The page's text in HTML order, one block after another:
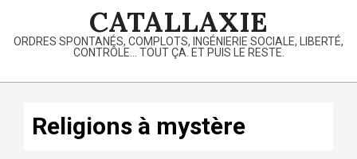
content
CATALLAXIE
ORDRES SPONTANÉS, COMPLOTS, INGÉNIERIE SOCIALE, LIBERTÉ,
CONTRÔLE… TOUT ÇA. ET PUIS LE RESTE.
Primary
Religions à mystère